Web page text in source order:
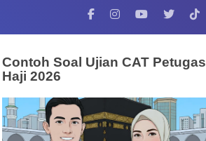
Contoh Soal Ujian CAT Petugas
Haji 2026